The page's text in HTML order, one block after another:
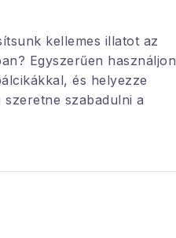
kellemes illatot az
Egyszerűen használjon
és helyezze
szeretne szabadulni a